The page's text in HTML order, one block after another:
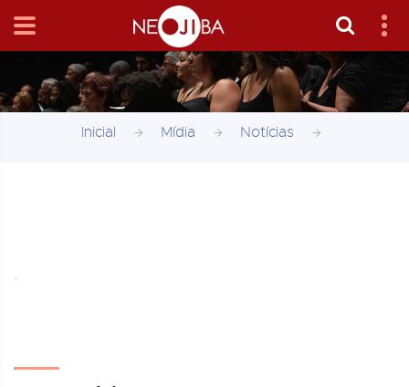
Inicial Mídia Notícias
,